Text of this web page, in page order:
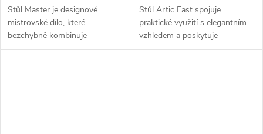
Stůl Master je designové
mistrovské dílo, které
bezchybně kombinuje
funkčnost a styl. Vyznačuje se
Stůl Artic Fast spojuje
praktické využití s elegantním
vzhledem a poskytuje
komfortní a stylový zážitek při